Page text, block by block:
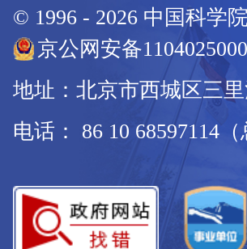
© 1996 - 2026 中国科学
京公网安备
地址：北京市西城区三
电话： 86 10 68597114